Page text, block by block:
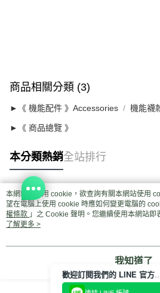
商品相關分類 (3)
►《 機能配件 》Accessories 機能襪
►《 商品總覽 》
本分類熱銷全站排行
熱門標籤
本網站中使用 cookie，欲查詢有關本網站使用
望在電腦上使用 cookie 時應如何變更電腦的
權條款 」之 Cookie 聲明。您繼續使用本網站
用條款之 Cookie 聲明使用 cookie。
了解更多 >
我知道了
歡迎訂閱我們